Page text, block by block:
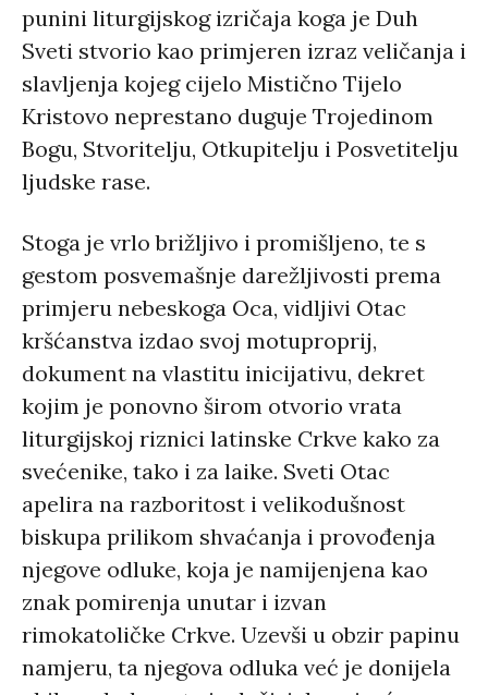
punini liturgijskog izričaja koga je Duh
Sveti stvorio kao primjeren izraz veličanja i
slavljenja kojeg cijelo Mistično Tijelo
Kristovo neprestano duguje Trojedinom
Bogu, Stvoritelju, Otkupitelju i Posvetitelju
ljudske rase.
Stoga je vrlo brižljivo i promišljeno, te s
gestom posvemašnje darežljivosti prema
primjeru nebeskoga Oca, vidljivi Otac
kršćanstva izdao svoj motuproprij,
dokument na vlastitu inicijativu, dekret
kojim je ponovno širom otvorio vrata
liturgijskoj riznici latinske Crkve kako za
svećenike, tako i za laike. Sveti Otac
apelira na razboritost i velikodušnost
biskupa prilikom shvaćanja i provođenja
njegove odluke, koja je namijenjena kao
znak pomirenja unutar i izvan
rimokatoličke Crkve. Uzevši u obzir papinu
namjeru, ta njegova odluka već je donijela